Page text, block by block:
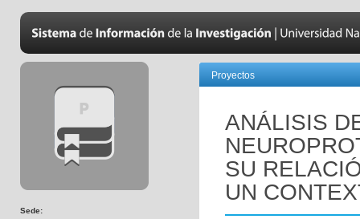
Sede:
Proyectos
ANÁLISIS
SU
UN